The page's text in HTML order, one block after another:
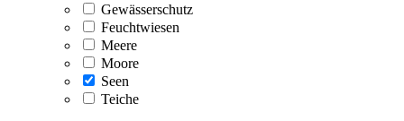
Gewässerschutz
Feuchtwiesen
Meere
Moore
Seen
Teiche